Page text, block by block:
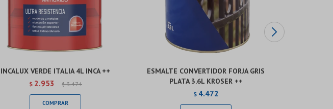
INCALUX VERDE ITALIA 4L INCA ++
$ 2.953 $ 3.474
ESMALTE CONVERTIDOR FORJA GRIS
PLATA 3.6L KROSER ++
$ 4.472